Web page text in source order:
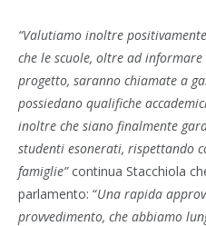
“Valutiamo inoltre
che le scuole, oltre ad
progetto, saranno chiamate a
possiedano qualifiche
inoltre che siano finalmente
studenti esonerati, rispettando
famiglie” continua Stacchiola
parlamento: “Una rapida
provvedimento, che abbiamo